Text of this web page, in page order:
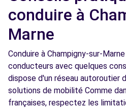
conduire à
Marne
Conduire à Champigny-sur-
conducteurs avec quelques
dispose d'un réseau autoroutier
solutions de mobilité Comme
françaises, respectez les